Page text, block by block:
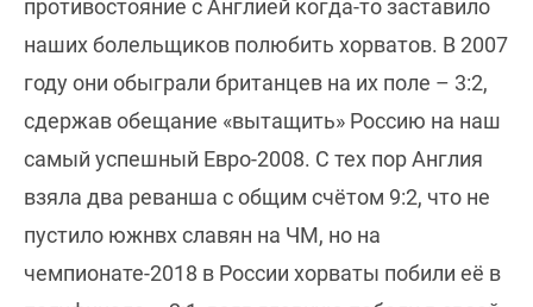
противостояние с Англией когда-то заставило
наших болельщиков полюбить хорватов. В 2007
году они обыграли британцев на их поле – 3:2,
сдержав обещание «вытащить» Россию на наш
самый успешный Евро-2008. С тех пор Англия
взяла два реванша с общим счётом 9:2, что не
пустило южнвх славян на ЧМ, но на
чемпионате-2018 в России хорваты побили её в